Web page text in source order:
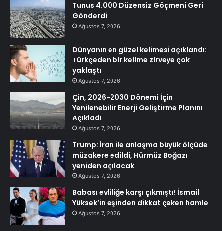
Tunus 4.000 Düzensiz Göçmeni Geri
Gönderdi
Ağustos 7, 2026
Dünyanın en güzel kelimesi açıklandı:
Türkçeden bir kelime zirveye çok
yaklaştı
Ağustos 7, 2026
Çin, 2026-2030 Dönemi İçin
Yenilenebilir Enerji Geliştirme Planını
Açıkladı
Ağustos 7, 2026
Trump: İran ile anlaşma büyük ölçüde
müzakere edildi, Hürmüz Boğazı
yeniden açılacak
Ağustos 7, 2026
Babası evliliğe karşı çıkmıştı! İsmail
Yüksek’in eşinden dikkat çeken hamle
Ağustos 7, 2026